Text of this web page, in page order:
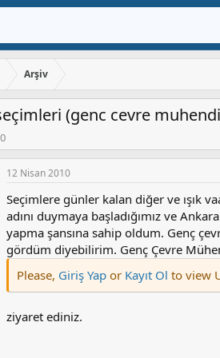
Arşiv
(genc cevre
12 Nisan 2010
Seçimlere günler kalan diğer ve ışık
adını duymaya başladığımız ve
yapma şansına sahip oldum. Genç
gördüm diyebilirim. Genç Çevre
Please, Giriş Yap or Kayıt Ol to view
ziyaret ediniz.